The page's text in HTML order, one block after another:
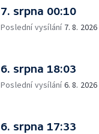
7. srpna 00:10
Poslední vysílání 7. 8. 2026
6. srpna 18:03
Poslední vysílání6. 8. 2026
6. srpna 17:33